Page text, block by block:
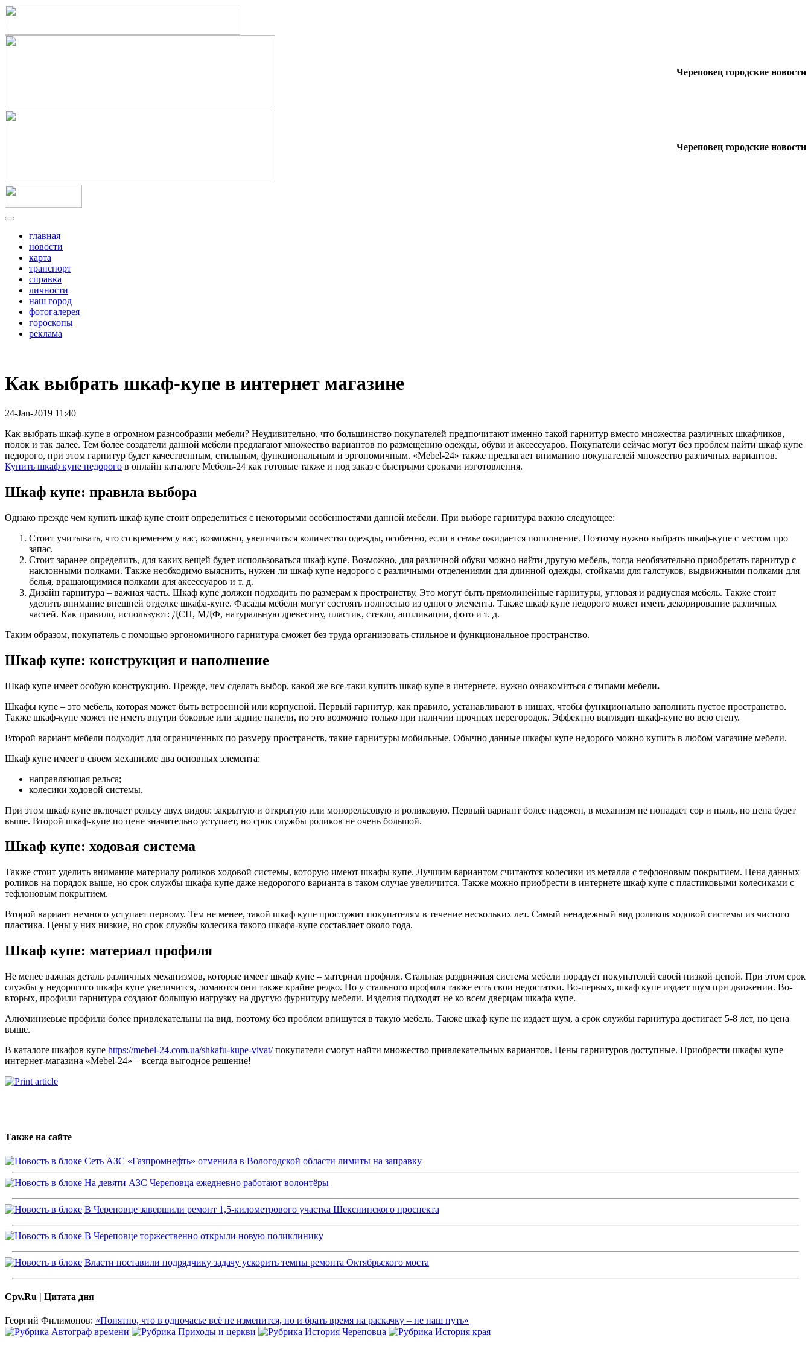
Череповец городские новости
Череповец городские новости
главная
новости
карта
транспорт
справка
личности
наш город
фотогалерея
гороскопы
реклама
Как выбрать шкаф-купе в интернет магазине
24-Jan-2019 11:40
Как выбрать шкаф-купе в огромном разнообразии мебели? Неудивительно, что большинство покупателей предпочитают именно такой гарнитур вместо множества различных шкафчиков,
полок и так далее. Тем более создатели данной мебели предлагают множество вариантов по размещению одежды, обуви и аксессуаров. Покупатели сейчас могут без проблем найти шкаф купе
недорого, при этом гарнитур будет качественным, стильным, функциональным и эргономичным. «Mebel-24» также предлагает вниманию покупателей множество различных вариантов.
Купить шкаф купе недорого в онлайн каталоге Мебель-24 как готовые также и под заказ с быстрыми сроками изготовления.
Шкаф купе: правила выбора
Однако прежде чем купить шкаф купе стоит определиться с некоторыми особенностями данной мебели. При выборе гарнитура важно следующее:
Стоит учитывать, что со временем у вас, возможно, увеличиться количество одежды, особенно, если в семье ожидается пополнение. Поэтому нужно выбрать шкаф-купе с местом про
запас.
Стоит заранее определить, для каких вещей будет использоваться шкаф купе. Возможно, для различной обуви можно найти другую мебель, тогда необязательно приобретать гарнитур с
наклонными полками. Также необходимо выяснить, нужен ли шкаф купе недорого с различными отделениями для длинной одежды, стойками для галстуков, выдвижными полками для
белья, вращающимися полками для аксессуаров и т. д.
Дизайн гарнитура – важная часть. Шкаф купе должен подходить по размерам к пространству. Это могут быть прямолинейные гарнитуры, угловая и радиусная мебель. Также стоит
уделить внимание внешней отделке шкафа-купе. Фасады мебели могут состоять полностью из одного элемента. Также шкаф купе недорого может иметь декорирование различных
частей. Как правило, используют: ДСП, МДФ, натуральную древесину, пластик, стекло, аппликации, фото и т. д.
Таким образом, покупатель с помощью эргономичного гарнитура сможет без труда организовать стильное и функциональное пространство.
Шкаф купе: конструкция и наполнение
Шкаф купе имеет особую конструкцию. Прежде, чем сделать выбор, какой же все-таки купить шкаф купе в интернете, нужно ознакомиться с типами мебели.
Шкафы купе – это мебель, которая может быть встроенной или корпусной. Первый гарнитур, как правило, устанавливают в нишах, чтобы функционально заполнить пустое пространство.
Также шкаф-купе может не иметь внутри боковые или задние панели, но это возможно только при наличии прочных перегородок. Эффектно выглядит шкаф-купе во всю стену.
Второй вариант мебели подходит для ограниченных по размеру пространств, такие гарнитуры мобильные. Обычно данные шкафы купе недорого можно купить в любом магазине мебели.
Шкаф купе имеет в своем механизме два основных элемента:
направляющая рельса;
колесики ходовой системы.
При этом шкаф купе включает рельсу двух видов: закрытую и открытую или монорельсовую и роликовую. Первый вариант более надежен, в механизм не попадает сор и пыль, но цена будет
выше. Второй шкаф-купе по цене значительно уступает, но срок службы роликов не очень большой.
Шкаф купе: ходовая система
Также стоит уделить внимание материалу роликов ходовой системы, которую имеют шкафы купе. Лучшим вариантом считаются колесики из металла с тефлоновым покрытием. Цена данных
роликов на порядок выше, но срок службы шкафа купе даже недорогого варианта в таком случае увеличится. Также можно приобрести в интернете шкаф купе с пластиковыми колесиками с
тефлоновым покрытием.
Второй вариант немного уступает первому. Тем не менее, такой шкаф купе прослужит покупателям в течение нескольких лет. Самый ненадежный вид роликов ходовой системы из чистого
пластика. Цены у них низкие, но срок службы колесика такого шкафа-купе составляет около года.
Шкаф купе: материал профиля
Не менее важная деталь различных механизмов, которые имеет шкаф купе – материал профиля. Стальная раздвижная система мебели порадует покупателей своей низкой ценой. При этом срок
службы у недорогого шкафа купе увеличится, ломаются они также крайне редко. Но у стального профиля также есть свои недостатки. Во-первых, шкаф купе издает шум при движении. Во-
вторых, профили гарнитура создают большую нагрузку на другую фурнитуру мебели. Изделия подходят не ко всем дверцам шкафа купе.
Алюминиевые профили более привлекательны на вид, поэтому без проблем впишутся в такую мебель. Также шкаф купе не издает шум, а срок службы гарнитура достигает 5-8 лет, но цена
выше.
В каталоге шкафов купе https://mebel-24.com.ua/shkafu-kupe-vivat/покупатели смогут найти множество привлекательных вариантов. Цены гарнитуров доступные. Приобрести шкафы купе
интернет-магазина «Mebel-24» – всегда выгодное решение!
Также на сайте
Сеть АЗС «Газпромнефть» отменила в Вологодской области лимиты на заправку
На девяти АЗС Череповца ежедневно работают волонтёры
В Череповце завершили ремонт 1,5-километрового участка Шекснинского проспекта
В Череповце торжественно открыли новую поликлинику
Власти поставили подрядчику задачу ускорить темпы ремонта Октябрьского моста
Cpv.Ru | Цитата дня
Георгий Филимонов: «Понятно, что в одночасье всё не изменится, но и брать время на раскачку – не наш путь»